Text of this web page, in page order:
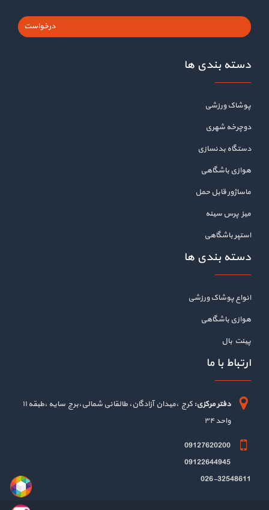
درخواست
دسته بندی ها
پوشاک ورزشی
دوچرخه شهری
دستگاه بدنسازی
هوازی باشگاهی
ماساژور قابل حمل
میز پرس سینه
استپر باشگاهی
دسته بندی ها
انواع پوشاک ورزشی
هوازی باشگاهی
پینت بال
ارتباط با ما
دفتر مرکزی:
کرج ،میدان آزادگان، طالقانی شمالی،برج سایه ،طبقه ۱۱
واحد ۳۴
09127620200
09122644945
026-32548611